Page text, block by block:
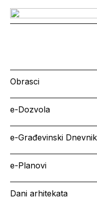
Obrasci
e-Dozvola
e-Građevinski Dnevnik
e-Planovi
Dani arhitekata